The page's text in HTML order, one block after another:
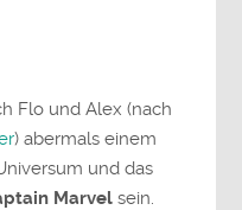
Flo und Alex (nach
) abermals einem
und das
Marvel sein.